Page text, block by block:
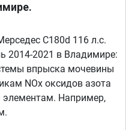
C180d 116 л.с.
2014-2021 в Владимире:
впрыска мочевины
NOx оксидов азота
Например,